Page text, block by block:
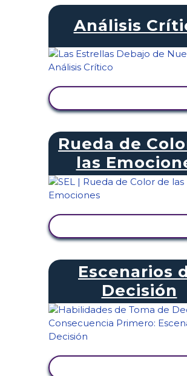
Análisis
Rueda de
las
Escenarios
Decisión